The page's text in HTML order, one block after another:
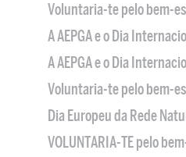
Voluntaria-te pelo bem-
A AEPGA e o Dia
A AEPGA e o Dia
Voluntaria-te pelo bem-
Dia Europeu da Rede
VOLUNTARIA-TE pelo